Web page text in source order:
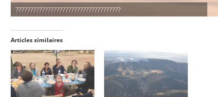
????????????????????????????????????
Articles similaires